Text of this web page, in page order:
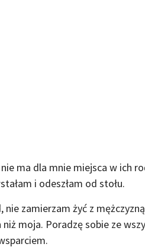
ma dla mnie miejsca w ich
i odeszłam od stołu.
zamierzam żyć z
moja. Poradzę sobie ze